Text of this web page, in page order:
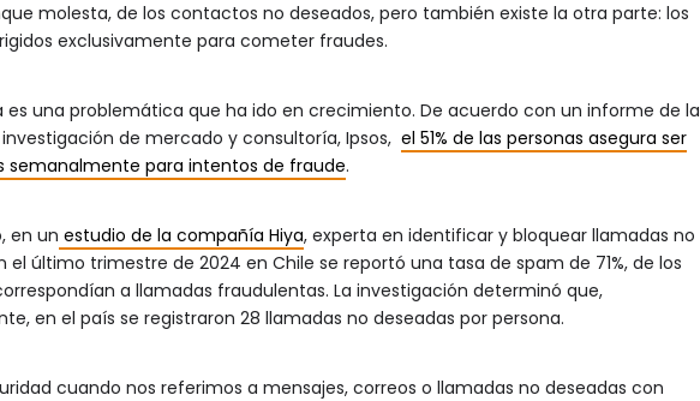
molesta, de los contactos no deseados, pero también existe la otra parte: los
exclusivamente para cometer fraudes.
es una problemática que ha ido en crecimiento. De acuerdo con un informe de la
de mercado y consultoría, Ipsos, el 51% de las personas asegura ser
semanalmente para intentos de fraude.
en un estudio de la compañía Hiya, experta en identificar y bloquear llamadas no
el último trimestre de 2024 en Chile se reportó una tasa de spam de 71%, de los
a llamadas fraudulentas. La investigación determinó que,
en el país se registraron 28 llamadas no deseadas por persona.
cuando nos referimos a mensajes, correos o llamadas no deseadas con